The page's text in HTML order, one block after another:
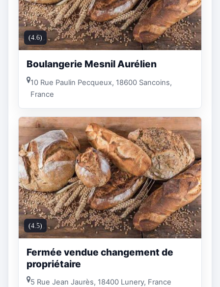
(4.6)
Boulangerie Mesnil Aurélien
10 Rue Paulin Pecqueux, 18600 Sancoins,
France
(4.5)
Fermée vendue changement de
propriétaire
5 Rue Jean Jaurès, 18400 Lunery, France